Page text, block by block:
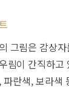
그림은 감상
림이 간직하
파란색, 보라색